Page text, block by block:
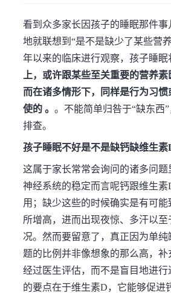
看到众多家长因孩子的睡眠那件事
地就联想到“是不是缺少了某些营
年以来的临床进行观察，孩子睡眠
上，或许跟某些至关重要的营养
而在诸多情形下，同样是行为习
使的 。 。不能简单归咎于“缺东西
排查。
孩子睡眠不好是不是缺钙缺维生素
这属于家长常常会询问的诸多问
神经系统的稳定而言呢钙跟维生素
用；缺少这些的时候确实是有可
所增高，进而出现夜惊、多汗以
况。然而要留意了，真正因为单纯
题的比例并非像想象的那么高，
经过医生评估，而不是盲目地进
的要点在于维生素D，它能够促进